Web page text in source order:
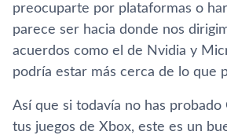
preocuparte por plataformas o
parece ser hacia donde nos
acuerdos como el de Nvidia y
podría estar más cerca de lo que
Así que si todavía no has
tus juegos de Xbox, este es un